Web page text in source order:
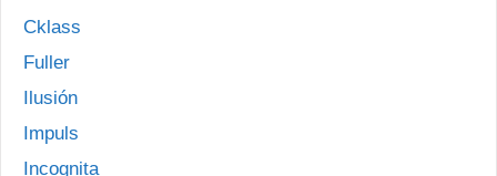
Cklass
Fuller
Ilusión
Impuls
Incognita